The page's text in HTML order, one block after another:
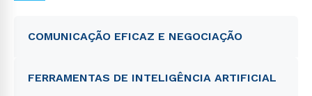
COMUNICAÇÃO EFICAZ E NEGOCIAÇÃO
FERRAMENTAS DE INTELIGÊNCIA ARTIFICIAL